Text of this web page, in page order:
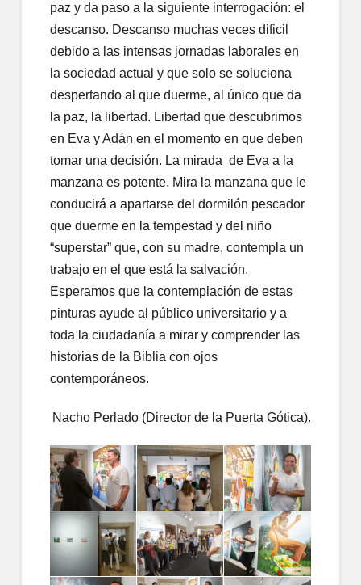
paz y da paso a la siguiente interrogación: el
descanso. Descanso muchas veces dificil
debido a las intensas jornadas laborales en
la sociedad actual y que solo se soluciona
despertando al que duerme, al único que da
la paz, la libertad. Libertad que descubrimos
en Eva y Adán en el momento en que deben
tomar una decisión. La mirada de Eva a la
manzana es potente. Mira la manzana que le
conducirá a apartarse del dormilón pescador
que duerme en la tempestad y del niño
“superstar” que, con su madre, contempla un
trabajo en el que está la salvación.
Esperamos que la contemplación de estas
pinturas ayude al público universitario y a
toda la ciudadanía a mirar y comprender las
historias de la Biblia con ojos
contemporáneos.
Nacho Perlado (Director de la Puerta Gótica).